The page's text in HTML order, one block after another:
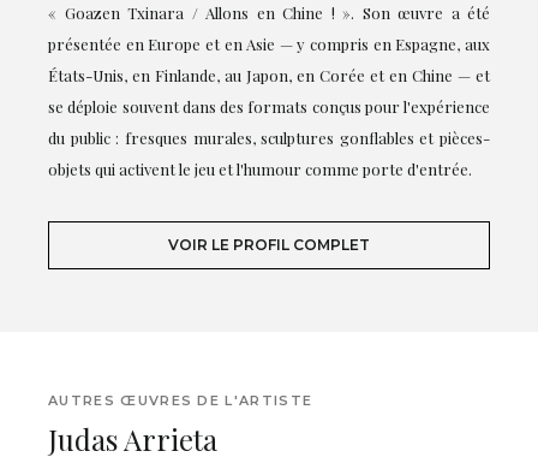
« Goazen Txinara / Allons en Chine ! ». Son œuvre a été
présentée en Europe et en Asie — y compris en Espagne, aux
États-Unis, en Finlande, au Japon, en Corée et en Chine — et
se déploie souvent dans des formats conçus pour l'expérience
du public : fresques murales, sculptures gonflables et pièces-
objets qui activent le jeu et l'humour comme porte d'entrée.
VOIR LE PROFIL COMPLET
AUTRES ŒUVRES DE L'ARTISTE
Judas Arrieta